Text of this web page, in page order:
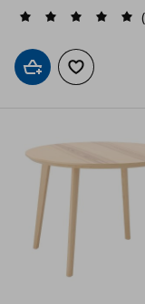
Добави вДобави